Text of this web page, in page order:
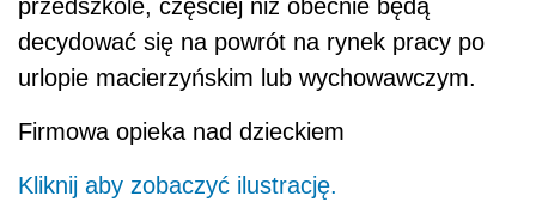
przedszkole, częściej niż obecnie będą
decydować się na powrót na rynek pracy po
urlopie macierzyńskim lub wychowawczym.
Firmowa opieka nad dzieckiem
Kliknij aby zobaczyć ilustrację.